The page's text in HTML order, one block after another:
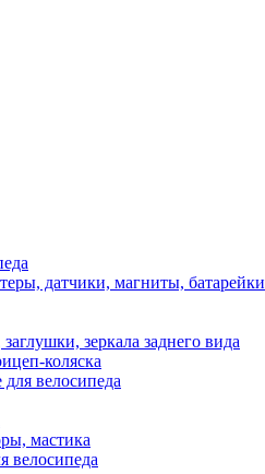
датчики, магниты, батарейки
зеркала заднего вида
коляска
велосипеда
мастика
велосипеда